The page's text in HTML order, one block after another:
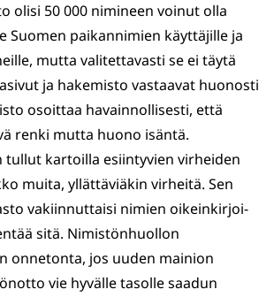
olisi 50 000 nimineen voinut olla
Suomen paikannimien käyttäjille ja
mutta valitettavasti se ei täytä
ja hakemisto vastaavat huonosti
osoittaa havainnollisesti, että
renki mutta huono isäntä.
tullut kartoilla esiintyvien virheiden
muita, yllättäviäkin virheitä. Sen
vakiinnuttaisi nimien oikeinkirjoi­
sitä. Nimistönhuollon
onnetonta, jos uuden mainion
vie hyvälle tasolle saadun